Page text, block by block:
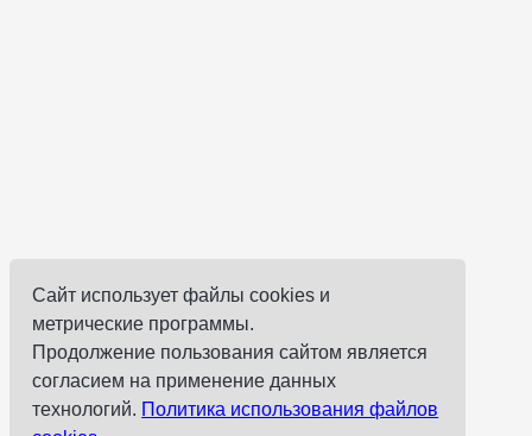
Сайт использует файлы cookies и
метрические программы.
Продолжение пользования сайтом является
согласием на применение данных
технологий. Политика использования файлов